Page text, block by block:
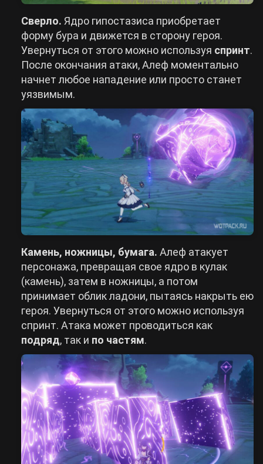
Сверло. Ядро гипостазиса приобретает
форму бура и движется в сторону героя.
Увернуться от этого можно используя спринт.
После окончания атаки, Алеф моментально
начнет любое нападение или просто станет
уязвимым.
Камень, ножницы, бумага. Алеф атакует
персонажа, превращая свое ядро в кулак
(камень), затем в ножницы, а потом
принимает облик ладони, пытаясь накрыть ею
героя. Увернуться от этого можно используя
спринт. Атака может проводиться как
подряд, так и по частям.